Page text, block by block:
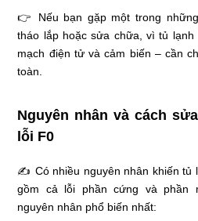
👉 Nếu bạn gặp một trong
tháo lắp hoặc sửa chữa, vì tủ lạnh
mạch điện tử và cảm biến – cần
toàn.
Nguyên nhân và cách
lỗi F0
✍ Có nhiều nguyên nhân khiến tủ
gồm cả lỗi phần cứng và phần
nguyên nhân phổ biến nhất: